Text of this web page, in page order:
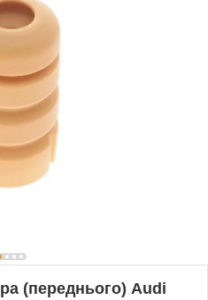
(переднього) Audi